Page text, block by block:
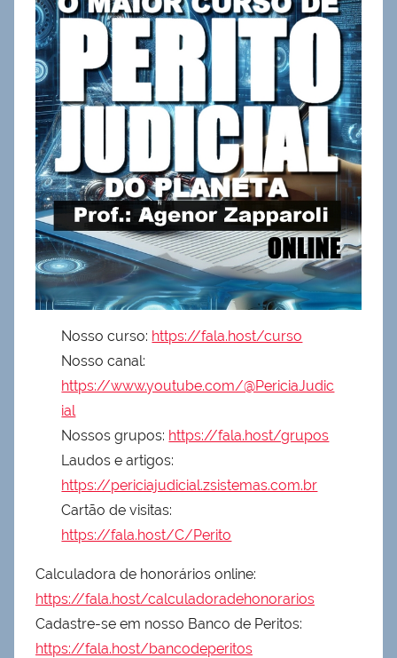
Nosso curso: https://fala.host/curso
Nosso canal:
https://www.youtube.com/@PericiaJudic
ial
Nossos grupos: https://fala.host/grupos
Laudos e artigos:
https://periciajudicial.zsistemas.com.br
Cartão de visitas:
https://fala.host/C/Perito
Calculadora de honorários online:
https://fala.host/calculadoradehonorarios
Cadastre-se em nosso Banco de Peritos:
https://fala.host/bancodeperitos